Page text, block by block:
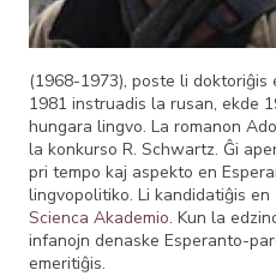
(1968-1973), poste li doktoriĝis
1981 instruadis la rusan, ekde
hungara lingvo. La romanon
la konkurso R. Schwartz. Ĝi
pri tempo kaj aspekto en
lingvopolitiko. Li kandidatiĝis
Scienca Akademio. Kun la
infanojn denaske Esperanto-
emeritiĝis.